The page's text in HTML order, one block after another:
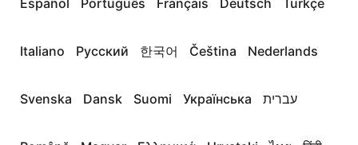
Español Português Français Deutsch Türkçe
Italiano Русский 한국어 Čeština Nederlands
Svenska Dansk Suomi Українська עברית